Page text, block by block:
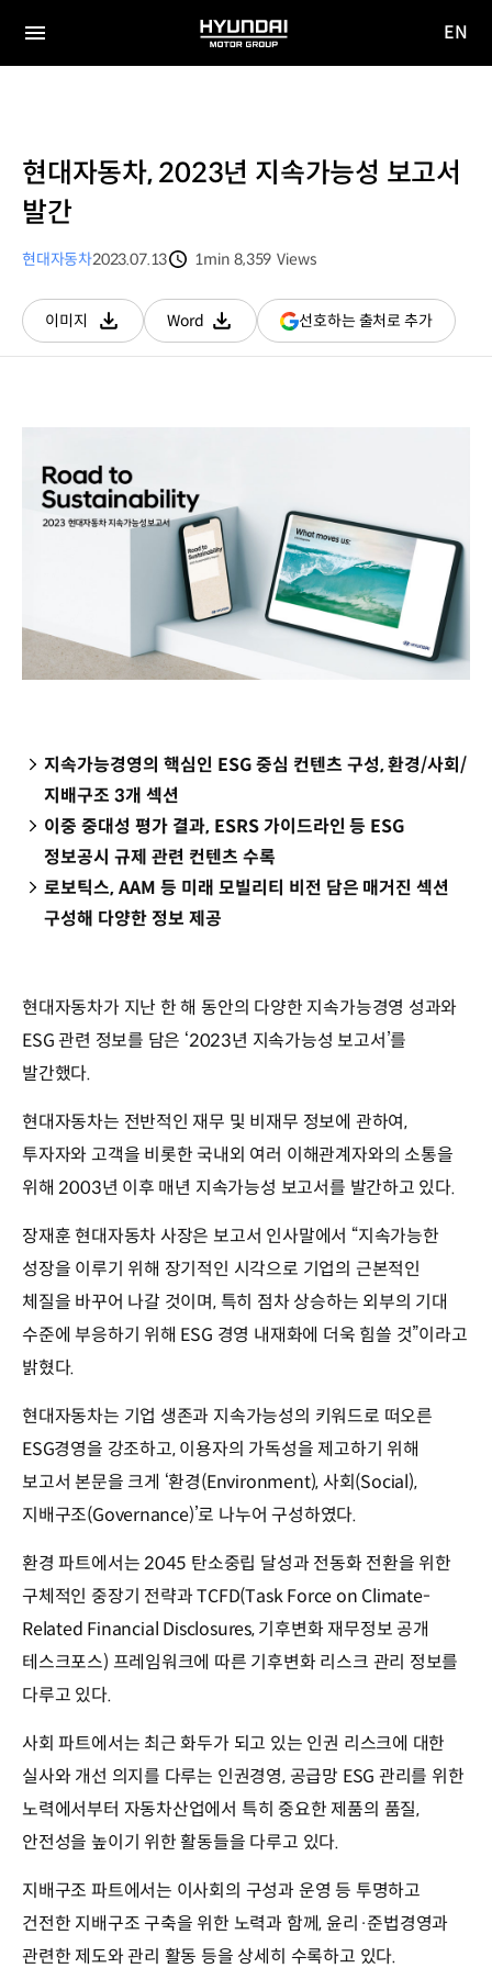
전체
HYUNDAI
MOTOR
EN
현대자동차, 2023년 지속가능성 보고서
발간
현대자동차2023.07.13
1min 8,359 Views
이미지
다운로드
Word
다운로드
선호하는 출처로 추가(새
창
지속가능경영의 핵심인 ESG 중심 컨텐츠 구성, 환경/사회/
지배구조 3개 섹션
이중 중대성 평가 결과, ESRS 가이드라인 등 ESG
정보공시 규제 관련 컨텐츠 수록
로보틱스, AAM 등 미래 모빌리티 비전 담은 매거진 섹션
구성해 다양한 정보 제공
현대자동차가 지난 한 해 동안의 다양한 지속가능경영 성과와
ESG 관련 정보를 담은 ‘2023년 지속가능성 보고서’를
발간했다.
현대자동차는 전반적인 재무 및 비재무 정보에 관하여,
투자자와 고객을 비롯한 국내외 여러 이해관계자와의 소통을
위해 2003년 이후 매년 지속가능성 보고서를 발간하고 있다.
장재훈 현대자동차 사장은 보고서 인사말에서 “지속가능한
성장을 이루기 위해 장기적인 시각으로 기업의 근본적인
체질을 바꾸어 나갈 것이며, 특히 점차 상승하는 외부의 기대
수준에 부응하기 위해 ESG 경영 내재화에 더욱 힘쓸 것”이라고
밝혔다.
현대자동차는 기업 생존과 지속가능성의 키워드로 떠오른
ESG경영을 강조하고, 이용자의 가독성을 제고하기 위해
보고서 본문을 크게 ‘환경(Environment), 사회(Social),
지배구조(Governance)’로 나누어 구성하였다.
환경 파트에서는 2045 탄소중립 달성과 전동화 전환을 위한
구체적인 중장기 전략과 TCFD(Task Force on Climate-
Related Financial Disclosures, 기후변화 재무정보 공개
테스크포스) 프레임워크에 따른 기후변화 리스크 관리 정보를
다루고 있다.
사회 파트에서는 최근 화두가 되고 있는 인권 리스크에 대한
실사와 개선 의지를 다루는 인권경영, 공급망 ESG 관리를 위한
노력에서부터 자동차산업에서 특히 중요한 제품의 품질,
안전성을 높이기 위한 활동들을 다루고 있다.
지배구조 파트에서는 이사회의 구성과 운영 등 투명하고
건전한 지배구조 구축을 위한 노력과 함께, 윤리·준법경영과
관련한 제도와 관리 활동 등을 상세히 수록하고 있다.